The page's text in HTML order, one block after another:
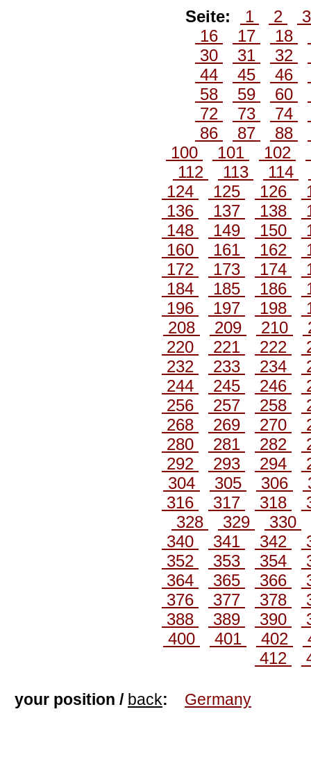
Seite: 1 2
16
17 18
30
31 32
44
45 46
58
59 60
72
73 74
86
87 88
100
101 102
112
113 114
124
125 126
136
137 138
148
149 150
160
161 162
172
173 174
184
185 186
196
197 198
208
209 210
220
221 222
232
233 234
244
245 246
256
257 258
268
269 270
280
281 282
292
293 294
304
305 306
316
317 318
328
329
330
340
341 342
352
353 354
364
365 366
376
377 378
388
389 390
400
401 402
412
your position / back: Germany